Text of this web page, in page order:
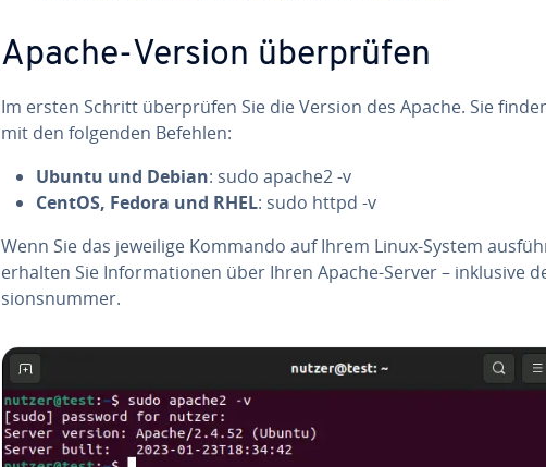
Apache-Version über­prü­fen
Im ersten Schritt über­prü­fen Sie die Version des Apache. Sie
mit den folgenden Befehlen:
Ubuntu und Debian: sudo apache2 -v
CentOS, Fedora und RHEL: sudo httpd -v
Wenn Sie das jeweilige Kommando auf Ihrem Linux-System
erhalten Sie In­for­ma­tio­nen über Ihren Apache-Server – inklusive
si­ons­num­mer.